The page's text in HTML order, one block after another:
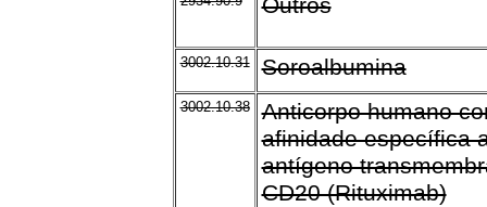
3002.10.31 Soroalbumina
3002.10.38
Anticorpo humano
afinidade específica
antígeno
CD20 (Rituximab)